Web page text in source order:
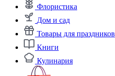
Флористика
Дом и сад
Товары для праздников
Книги
Кулинария